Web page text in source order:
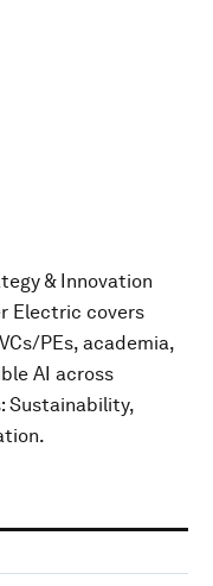
& Innovation
Electric covers
PEs, academia,
AI across
Sustainability,